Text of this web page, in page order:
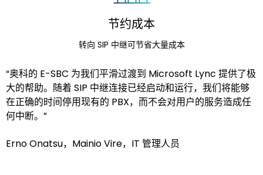
节约成本
转向 SIP 中继可节省大量成本
“奥科的 E-SBC 为我们平滑过渡到 Microsoft Lync 提供了极
大的帮助。随着 SIP 中继连接已经启动和运行，我们将能够
在正确的时间停用现有的 PBX，而不会对用户的服务造成任
何中断。”
Erno Onatsu，Mainio Vire，IT 管理人员